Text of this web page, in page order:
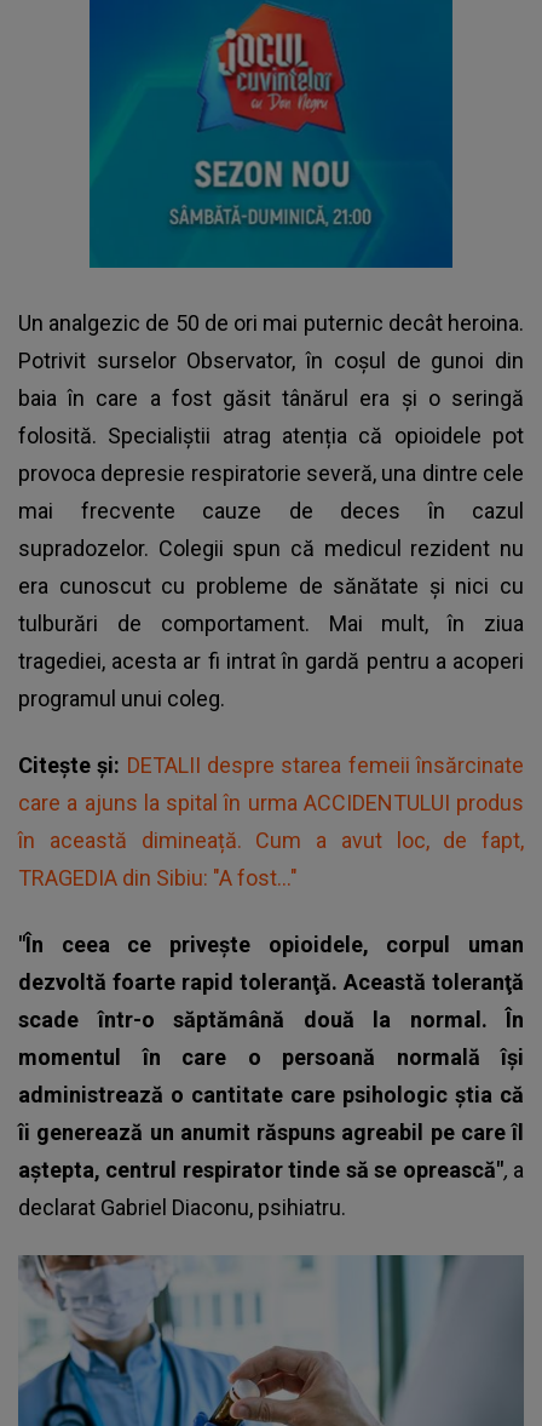
Un analgezic de 50 de ori mai puternic decât heroina.
Potrivit surselor Observator, în coşul de gunoi din
baia în care a fost găsit tânărul era şi o seringă
folosită. Specialiștii atrag atenția că opioidele pot
provoca depresie respiratorie severă, una dintre cele
mai frecvente cauze de deces în cazul
supradozelor. Colegii spun că medicul rezident nu
era cunoscut cu probleme de sănătate și nici cu
tulburări de comportament. Mai mult, în ziua
tragediei, acesta ar fi intrat în gardă pentru a acoperi
programul unui coleg.
Citește și: DETALII despre starea femeii însărcinate
care a ajuns la spital în urma ACCIDENTULUI produs
în această dimineață. Cum a avut loc, de fapt,
TRAGEDIA din Sibiu: "A fost..."
"În ceea ce priveşte opioidele, corpul uman
dezvoltă foarte rapid toleranţă. Această toleranţă
scade într-o săptămână două la normal. În
momentul în care o persoană normală îşi
administrează o cantitate care psihologic ştia că
îi generează un anumit răspuns agreabil pe care îl
aştepta, centrul respirator tinde să se oprească", a
declarat Gabriel Diaconu, psihiatru.